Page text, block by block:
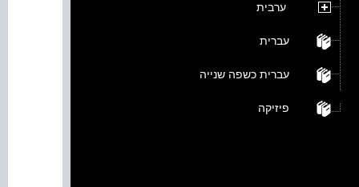
ערבית
עברית
עברית כשפה שנייה
פיזיקה